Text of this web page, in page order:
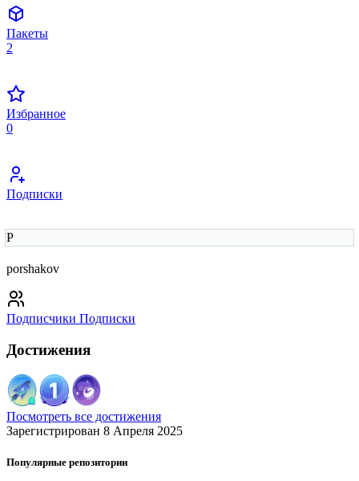
Пакеты
2
Избранное
0
Подписки
P
porshakov
Подписчики Подписки
Достижения
Посмотреть все достижения
Зарегистрирован 8 Апреля 2025
Популярные репозитории